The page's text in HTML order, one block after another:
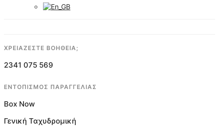
ΧΡΕΙΑΖΕΣΤΕ ΒΟΗΘΕΙΑ;
2341 075 569
ΕΝΤΟΠΙΣΜΟΣ ΠΑΡΑΓΓΕΛΙΑΣ
Box Now
Γενική Ταχυδρομική